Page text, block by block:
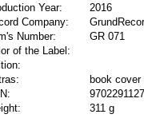
Year:
2016
Company:
Number:
GR 071
of the Label:
book cover
311 g